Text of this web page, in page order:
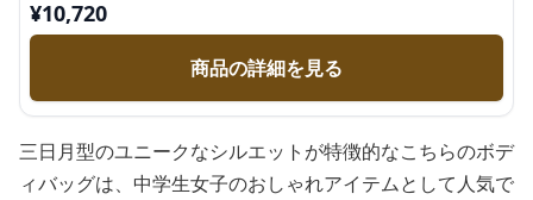
¥10,720
商品の詳細を見る
三日月型のユニークなシルエットが特徴的なこちらのボデ
ィバッグは、中学生女子のおしゃれアイテムとして人気で